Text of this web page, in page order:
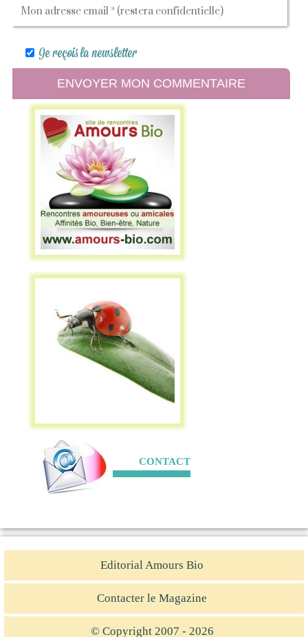
Je reçois la newsletter
CONTACT
Editorial Amours Bio
Contacter le Magazine
© Copyright 2007 - 2026